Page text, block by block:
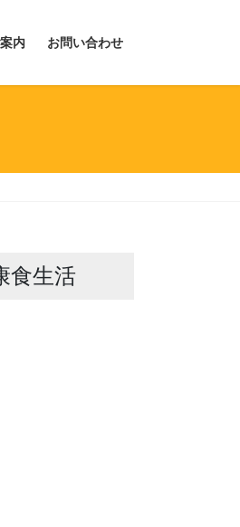
内 お問い合わせ
食生活